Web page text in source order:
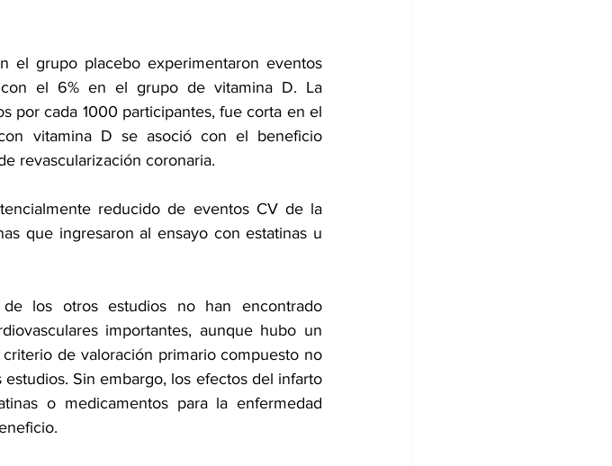
el grupo placebo experimentaron eventos
con el 6% en el grupo de vitamina D. La
por cada 1000 participantes, fue corta en el
vitamina D se asoció con el beneficio
revascularización coronaria.
reducido de eventos CV de la
que ingresaron al ensayo con estatinas u
los otros estudios no han encontrado
importantes, aunque hubo un
de valoración primario compuesto no
Sin embargo, los efectos del infarto
o medicamentos para la enfermedad